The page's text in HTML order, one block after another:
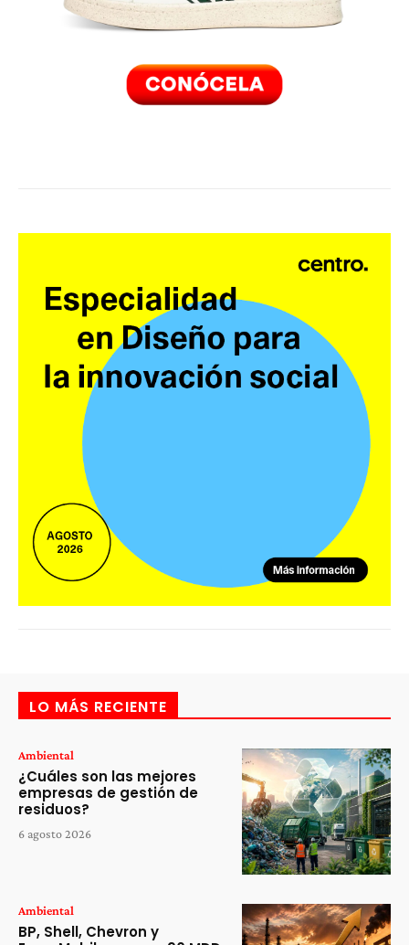
LO MÁS RECIENTE
Ambiental
¿Cuáles son las mejores
empresas de gestión de
residuos?
6 agosto 2026
Ambiental
BP, Shell, Chevron y